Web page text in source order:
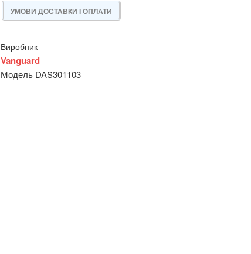
УМОВИ ДОСТАВКИ І ОПЛАТИ
Виробник
Vanguard
Модель DAS301103